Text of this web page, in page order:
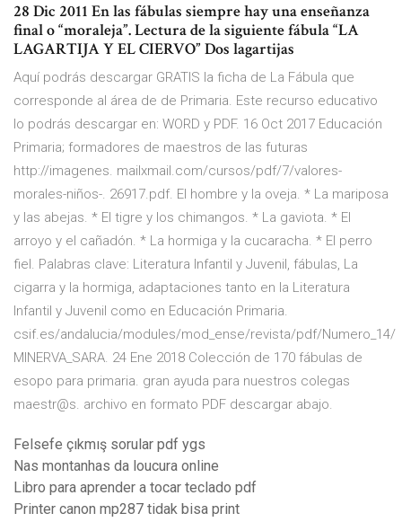
28 Dic 2011 En las fábulas siempre hay una enseñanza
final o “moraleja”. Lectura de la siguiente fábula “LA
LAGARTIJA Y EL CIERVO” Dos lagartijas
Aquí podrás descargar GRATIS la ficha de La Fábula que
corresponde al área de de Primaria. Este recurso educativo
lo podrás descargar en: WORD y PDF. 16 Oct 2017 Educación
Primaria; formadores de maestros de las futuras
http://imagenes. mailxmail.com/cursos/pdf/7/valores-
morales-niños-. 26917.pdf. El hombre y la oveja. * La mariposa
y las abejas. * El tigre y los chimangos. * La gaviota. * El
arroyo y el cañadón. * La hormiga y la cucaracha. * El perro
fiel. Palabras clave: Literatura Infantil y Juvenil, fábulas, La
cigarra y la hormiga, adaptaciones tanto en la Literatura
Infantil y Juvenil como en Educación Primaria.
csif.es/andalucia/modules/mod_ense/revista/pdf/Numero_14/
MINERVA_SARA. 24 Ene 2018 Colección de 170 fábulas de
esopo para primaria. gran ayuda para nuestros colegas
maestr@s. archivo en formato PDF descargar abajo.
Felsefe çıkmış sorular pdf ygs
Nas montanhas da loucura online
Libro para aprender a tocar teclado pdf
Printer canon mp287 tidak bisa print